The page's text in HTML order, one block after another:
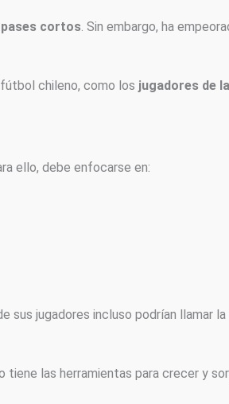
cortos. Sin embargo, ha
chileno, como los jugadores de
ello, debe enfocarse en:
sus jugadores incluso podrían llamar
tiene las herramientas para crecer y